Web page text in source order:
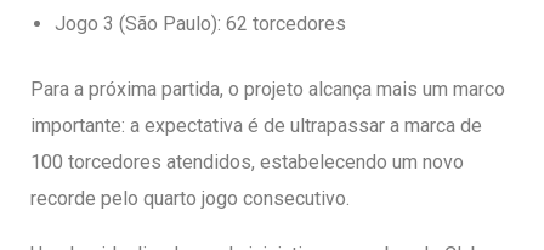
Jogo 3 (São Paulo): 62 torcedores
Para a próxima partida, o projeto alcança mais um marco
importante: a expectativa é de ultrapassar a marca de
100 torcedores atendidos, estabelecendo um novo
recorde pelo quarto jogo consecutivo.